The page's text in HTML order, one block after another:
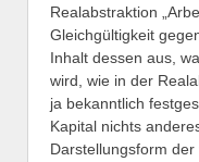
Realabstraktion
Gleichgültigkeit
Inhalt dessen aus,
wird, wie in der
ja bekanntlich
Kapital nichts
Darstellungsform